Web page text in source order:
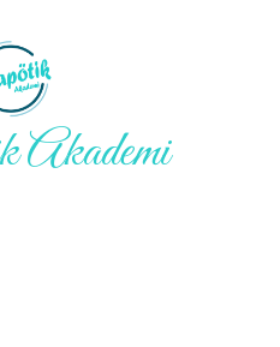
Akademi